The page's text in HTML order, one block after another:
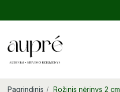
Pagrindinis Rožinis nėrinys 2 cm